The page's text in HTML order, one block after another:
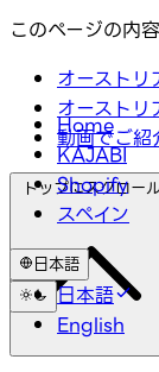
Home
KAJABI
Shopify
スペイン
日本語
日本語
English
このページの内容
オースト
オーストリ
動画でご紹
トップにスクロー